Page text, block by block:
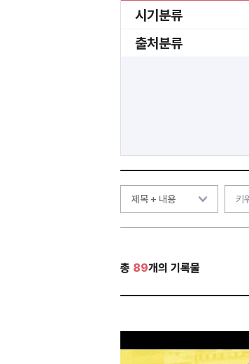
시기분류
출처분류
총 89개의 기록물